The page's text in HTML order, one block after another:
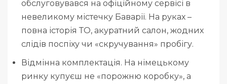
обслуговувався на офіційному сервісі в
невеликому містечку Баварії. На руках –
повна історія ТО, акуратний салон, жодних
слідів поспіху чи «скручування» пробігу.
Відмінна комплектація. На німецькому
ринку купуєш не «порожню коробку», а